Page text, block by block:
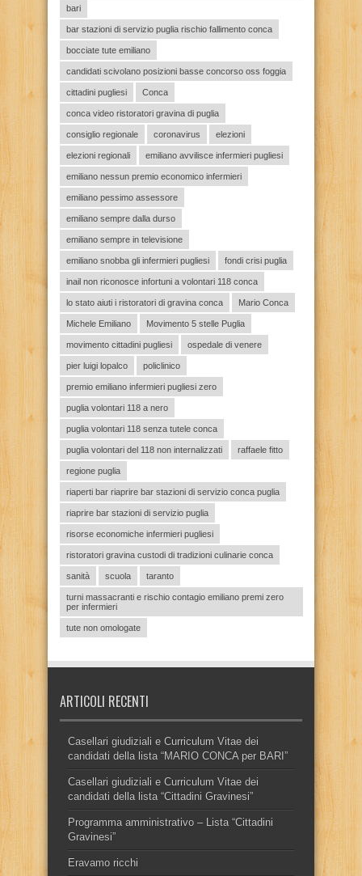
bari
bar stazioni di servizio puglia rischio fallimento conca
bocciate tute emiliano
candidati scivolano posizioni basse concorso oss foggia
cittadini pugliesi Conca
conca video ristoratori gravina di puglia
consiglio regionale coronavirus elezioni
elezioni regionali emiliano avvilisce infermieri pugliesi
emiliano nessun premio economico infermieri
emiliano pessimo assessore
emiliano sempre dalla durso
emiliano sempre in televisione
emiliano snobba gli infermieri pugliesi fondi crisi puglia
inail non riconosce infortuni a volontari 118 conca
lo stato aiuti i ristoratori di gravina conca Mario Conca
Michele Emiliano Movimento 5 stelle Puglia
movimento cittadini pugliesi ospedale di venere
pier luigi lopalco policlinico
premio emiliano infermieri pugliesi zero
puglia volontari 118 a nero
puglia volontari 118 senza tutele conca
puglia volontari del 118 non internalizzati raffaele fitto
regione puglia
riaperti bar riaprire bar stazioni di servizio conca puglia
riaprire bar stazioni di servizio puglia
risorse economiche infermieri pugliesi
ristoratori gravina custodi di tradizioni culinarie conca
sanità scuola taranto
turni massacranti e rischio contagio emiliano premi zero
per infermieri
tute non omologate
ARTICOLI RECENTI
Casellari giudiziali e Curriculum Vitae dei
candidati della lista “MARIO CONCA per BARI”
Casellari giudiziali e Curriculum Vitae dei
candidati della lista “Cittadini Gravinesi”
Programma amministrativo – Lista “Cittadini
Gravinesi”
Eravamo ricchi